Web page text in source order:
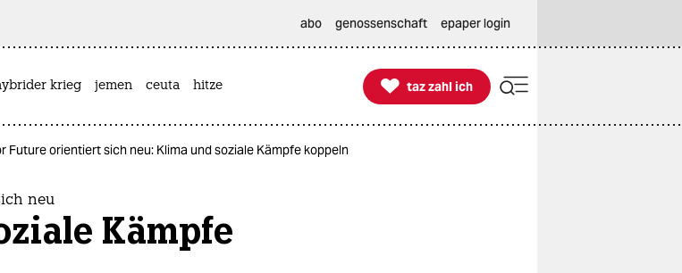
abo genossenschaft epaper login
krieg jemen ceuta hitze 
taz zahl ich
taz zahl ich
Future orientiert sich neu: Klima und soziale Kämpfe koppeln
neu
Kämpfe